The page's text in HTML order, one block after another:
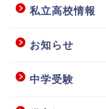
私立高校情報
お知らせ
中学受験